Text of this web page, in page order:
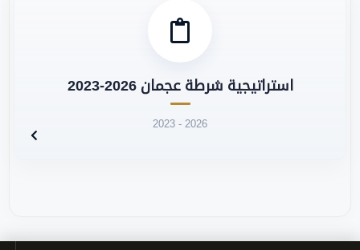
استراتيجية شرطة عجمان 2026-2023
2023 - 2026